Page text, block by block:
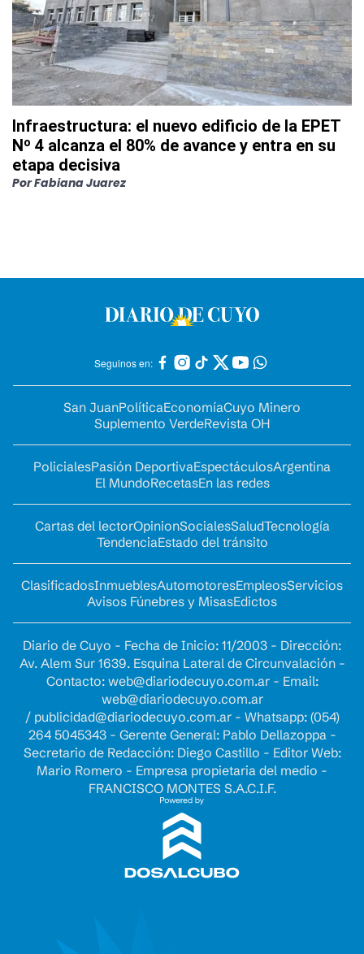
Infraestructura: el nuevo edificio de la EPET
Nº 4 alcanza el 80% de avance y entra en su
etapa decisiva
PorFabiana Juarez
Seguinos en:
San JuanPolíticaEconomíaCuyo Minero
Suplemento VerdeRevista OH
PolicialesPasión DeportivaEspectáculosArgentina
El MundoRecetasEn las redes
Cartas del lectorOpinionSocialesSaludTecnología
TendenciaEstado del tránsito
ClasificadosInmueblesAutomotoresEmpleosServicios
Avisos Fúnebres y MisasEdictos
Diario de Cuyo - Fecha de Inicio: 11/2003 - Dirección:
Av. Alem Sur 1639. Esquina Lateral de Circunvalación -
Contacto: web@diariodecuyo.com.ar- Email:
web@diariodecuyo.com.ar
/ publicidad@diariodecuyo.com.ar- Whatsapp: (054)
264 5045343 - Gerente General: Pablo Dellazoppa -
Secretario de Redacción: Diego Castillo - Editor Web:
Mario Romero - Empresa propietaria del medio -
FRANCISCO MONTES S.A.C.I.F.